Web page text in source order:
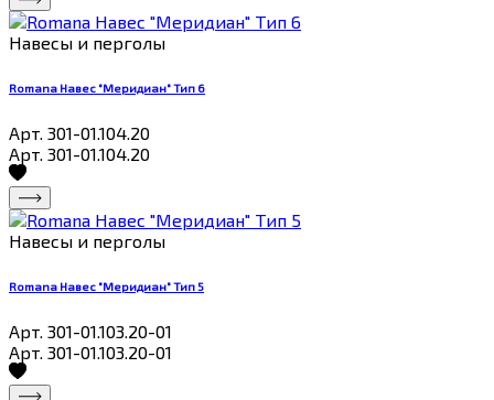
Навесы и перголы
Romana Навес "Меридиан" Тип 6
Арт. 301-01.104.20
Арт. 301-01.104.20
Навесы и перголы
Romana Навес "Меридиан" Тип 5
Арт. 301-01.103.20-01
Арт. 301-01.103.20-01